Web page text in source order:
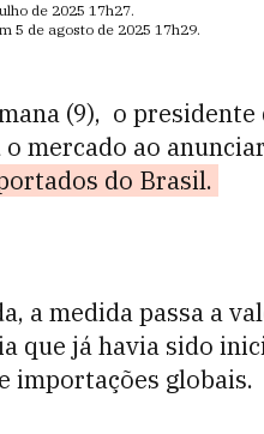
de 2025 17h27.
5 de agosto de 2025 17h29.
(9), o presidente
mercado ao
do Brasil.
a medida passa a
que já havia sido
importações globais.